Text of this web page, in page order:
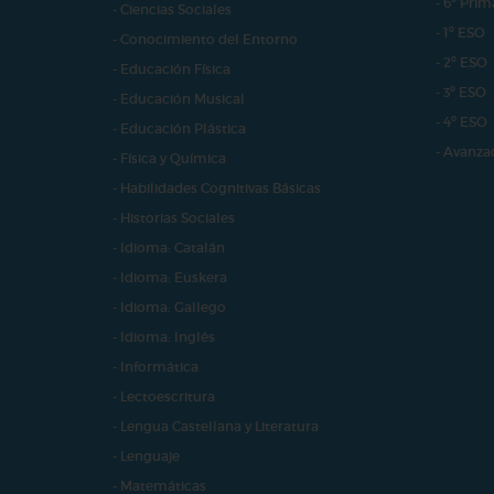
- Ciencias Sociales
- Conocimiento del Entorno
- Educación Física
- Educación Musical
- Educación Plástica
- Física y Química
- Habilidades Cognitivas Básicas
- Historias Sociales
- Idioma: Catalán
- Idioma: Euskera
- Idioma: Gallego
- Idioma: Inglés
- Informática
- Lectoescritura
- Lengua Castellana y Literatura
- Lenguaje
- Matemáticas
- 1º ESO
- 2º ESO
- 3º ESO
- 4º ESO
-